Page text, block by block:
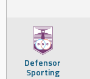
Defensor
Sporting